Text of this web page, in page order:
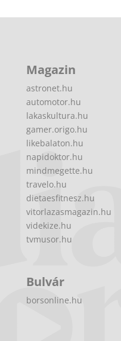
Magazin
astronet.hu
automotor.hu
lakaskultura.hu
gamer.origo.hu
likebalaton.hu
napidoktor.hu
mindmegette.hu
travelo.hu
dietaesfitnesz.hu
vitorlazasmagazin.hu
videkize.hu
tvmusor.hu
Bulvár
borsonline.hu